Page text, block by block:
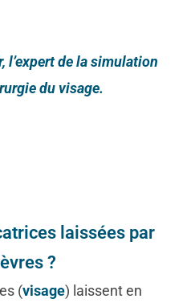
l’expert de la simulation
du visage.
laissées par
?
(visage) laissent en